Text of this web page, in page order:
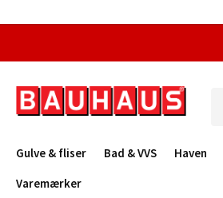
Gulve & fliser Bad & VVS Haven
Varemærker